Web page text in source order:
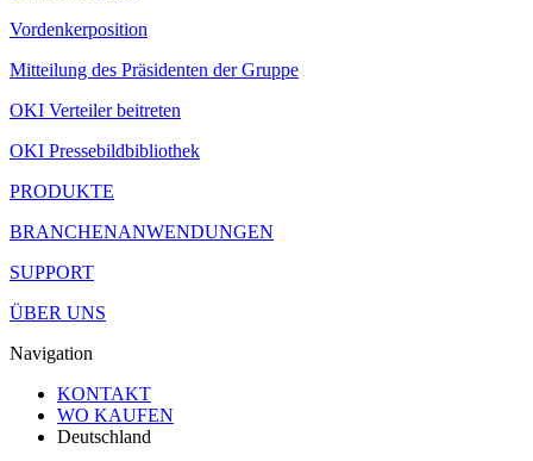
Vordenkerposition
Mitteilung des Präsidenten der Gruppe
OKI Verteiler beitreten
OKI Pressebildbibliothek
PRODUKTE
BRANCHENANWENDUNGEN
SUPPORT
ÜBER UNS
Navigation
KONTAKT
WO KAUFEN
Deutschland